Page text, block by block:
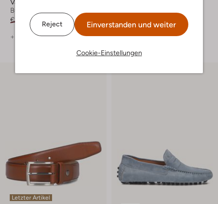
Reject Einverstanden und weiter
Cookie-Einstellungen
Van Bommel
Business Schuhe
€ 289,99
€ 231,99
+ mehr farben
€ 239,99
€ 119,99
Letzter Artikel